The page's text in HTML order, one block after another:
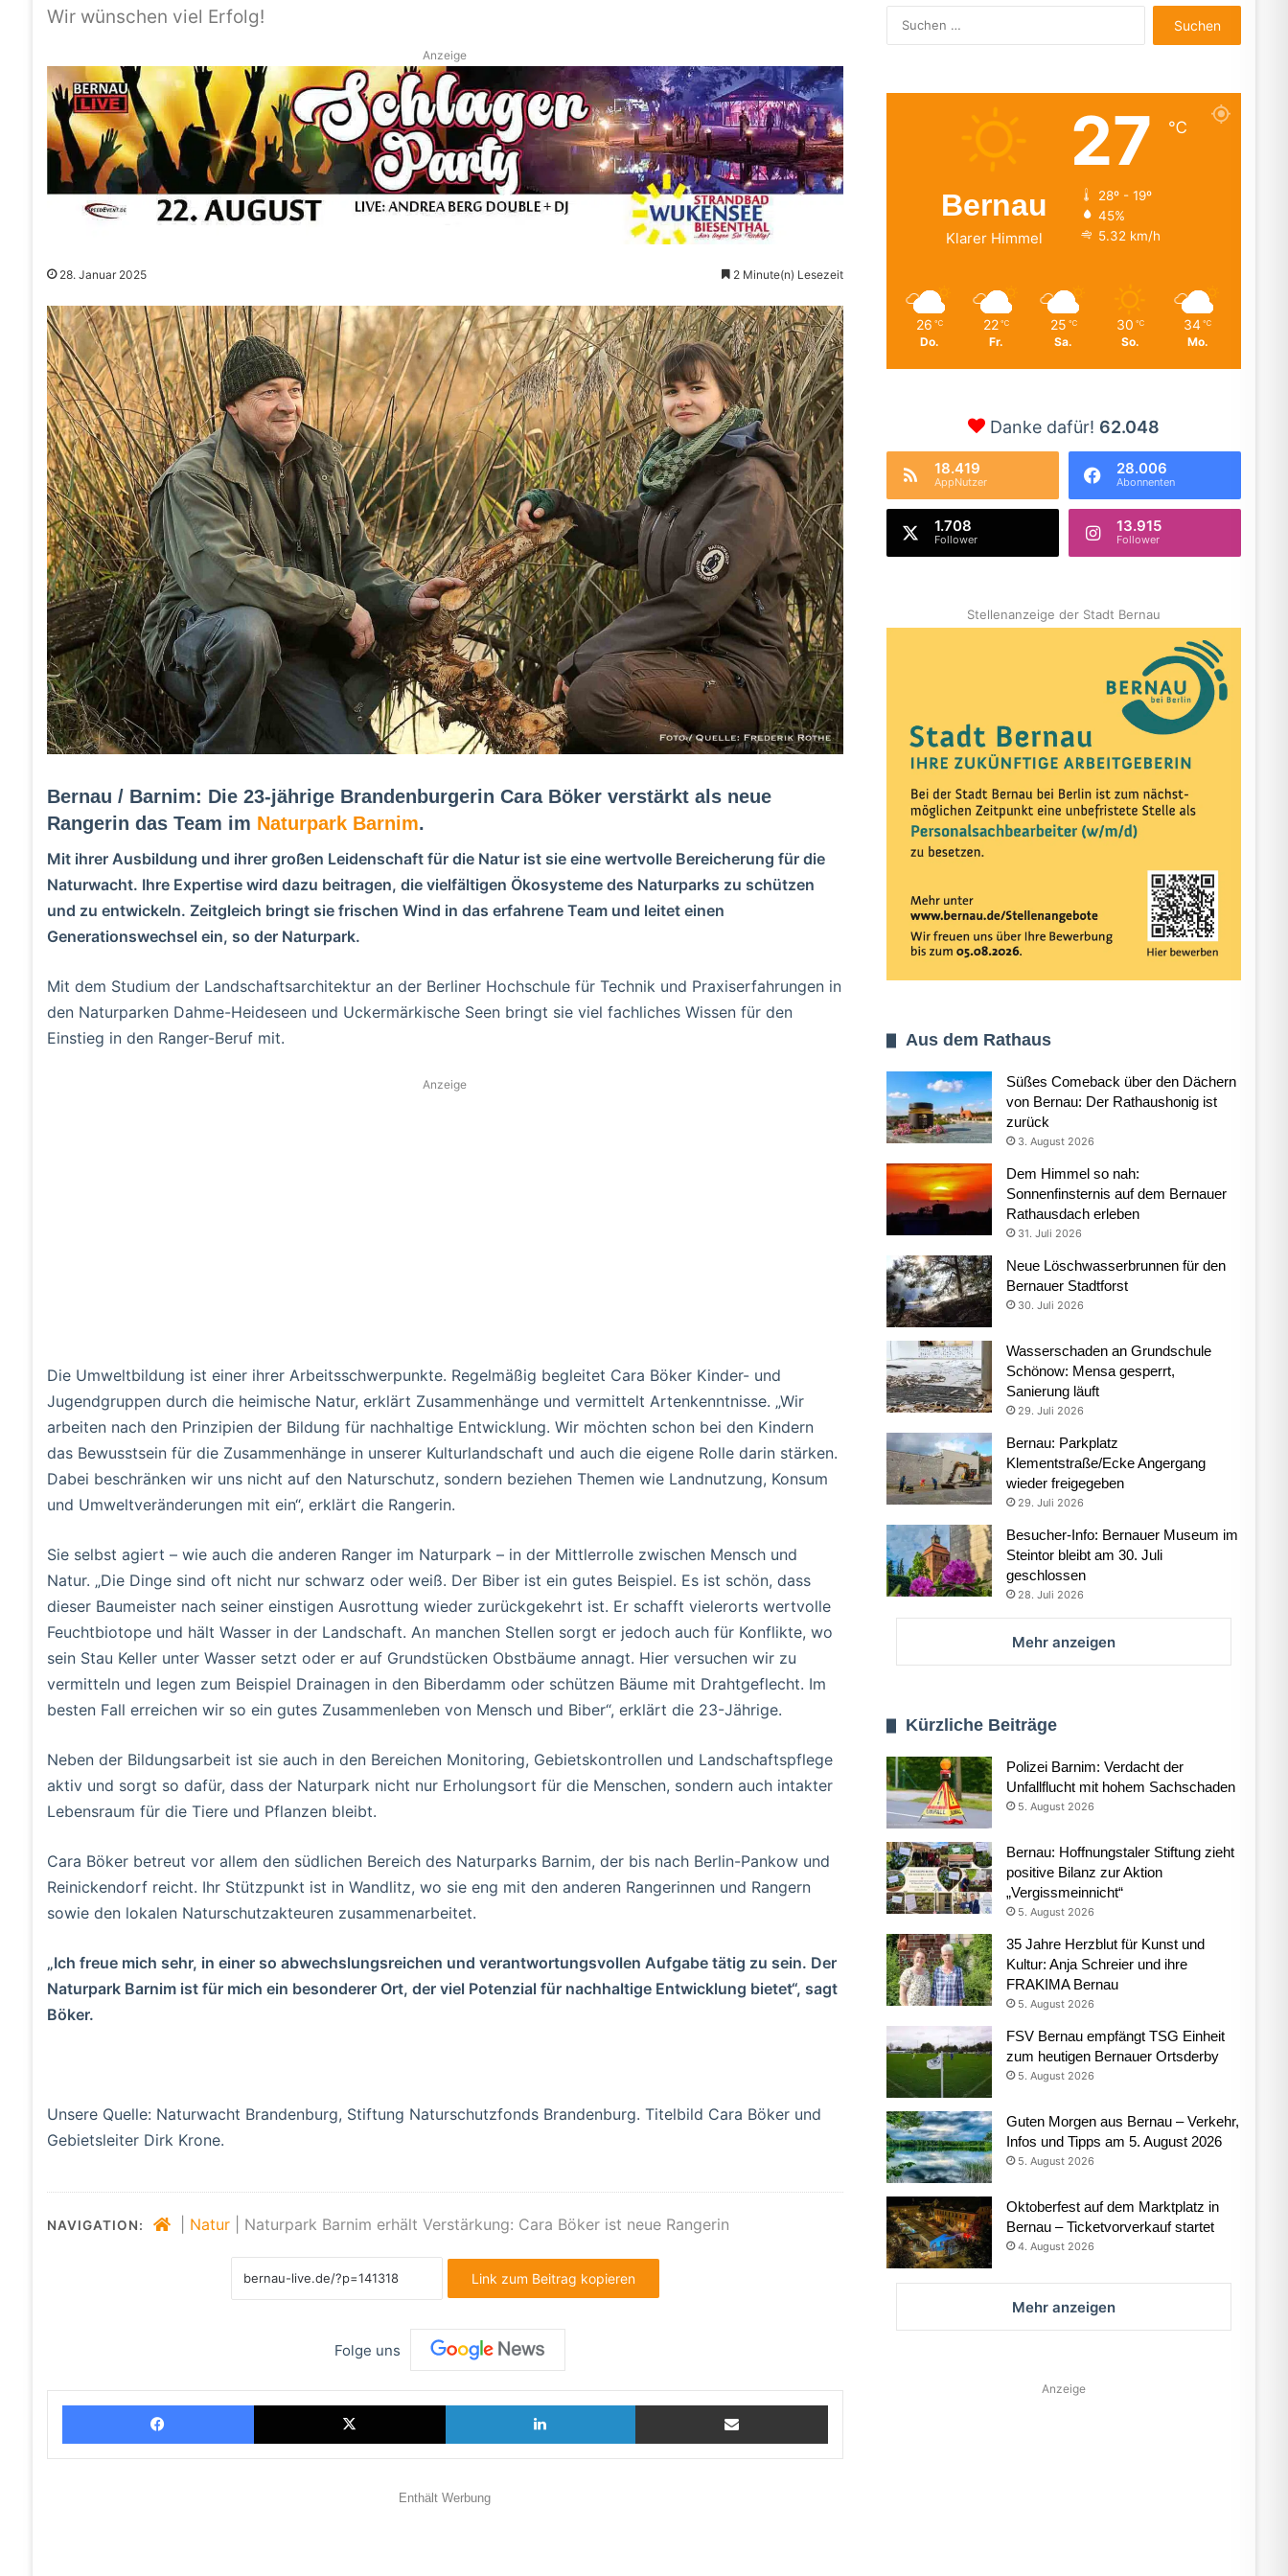
Wir wünschen viel Erfolg!
Anzeige
28. Januar 2025 2 Minute(n) Lesezeit
Bernau / Barnim: Die 23-jährige Brandenburgerin Cara Böker verstärkt als neue
Rangerin das Team im Naturpark Barnim.
Mit ihrer Ausbildung und ihrer großen Leidenschaft für die Natur ist sie eine wertvolle Bereicherung für die
Naturwacht. Ihre Expertise wird dazu beitragen, die vielfältigen Ökosysteme des Naturparks zu schützen
und zu entwickeln. Zeitgleich bringt sie frischen Wind in das erfahrene Team und leitet einen
Generationswechsel ein, so der Naturpark.
Mit dem Studium der Landschaftsarchitektur an der Berliner Hochschule für Technik und Praxiserfahrungen in
den Naturparken Dahme-Heideseen und Uckermärkische Seen bringt sie viel fachliches Wissen für den
Einstieg in den Ranger-Beruf mit.
Anzeige
Die Umweltbildung ist einer ihrer Arbeitsschwerpunkte. Regelmäßig begleitet Cara Böker Kinder- und
Jugendgruppen durch die heimische Natur, erklärt Zusammenhänge und vermittelt Artenkenntnisse. „Wir
arbeiten nach den Prinzipien der Bildung für nachhaltige Entwicklung. Wir möchten schon bei den Kindern
das Bewusstsein für die Zusammenhänge in unserer Kulturlandschaft und auch die eigene Rolle darin stärken.
Dabei beschränken wir uns nicht auf den Naturschutz, sondern beziehen Themen wie Landnutzung, Konsum
und Umweltveränderungen mit ein“, erklärt die Rangerin.
Sie selbst agiert – wie auch die anderen Ranger im Naturpark – in der Mittlerrolle zwischen Mensch und
Natur. „Die Dinge sind oft nicht nur schwarz oder weiß. Der Biber ist ein gutes Beispiel. Es ist schön, dass
dieser Baumeister nach seiner einstigen Ausrottung wieder zurückgekehrt ist. Er schafft vielerorts wertvolle
Feuchtbiotope und hält Wasser in der Landschaft. An manchen Stellen sorgt er jedoch auch für Konflikte, wo
sein Stau Keller unter Wasser setzt oder er auf Grundstücken Obstbäume annagt. Hier versuchen wir zu
vermitteln und legen zum Beispiel Drainagen in den Biberdamm oder schützen Bäume mit Drahtgeflecht. Im
besten Fall erreichen wir so ein gutes Zusammenleben von Mensch und Biber“, erklärt die 23-Jährige.
Neben der Bildungsarbeit ist sie auch in den Bereichen Monitoring, Gebietskontrollen und Landschaftspflege
aktiv und sorgt so dafür, dass der Naturpark nicht nur Erholungsort für die Menschen, sondern auch intakter
Lebensraum für die Tiere und Pflanzen bleibt.
Cara Böker betreut vor allem den südlichen Bereich des Naturparks Barnim, der bis nach Berlin-Pankow und
Reinickendorf reicht. Ihr Stützpunkt ist in Wandlitz, wo sie eng mit den anderen Rangerinnen und Rangern
sowie den lokalen Naturschutzakteuren zusammenarbeitet.
„Ich freue mich sehr, in einer so abwechslungsreichen und verantwortungsvollen Aufgabe tätig zu sein. Der
Naturpark Barnim ist für mich ein besonderer Ort, der viel Potenzial für nachhaltige Entwicklung bietet“, sagt
Böker.
Unsere Quelle: Naturwacht Brandenburg, Stiftung Naturschutzfonds Brandenburg. Titelbild Cara Böker und
Gebietsleiter Dirk Krone.
NAVIGATION: Natur| Naturpark Barnim erhält Verstärkung: Cara Böker ist neue Rangerin
Link zum Beitrag kopieren
Folge uns
Facebook X LinkedIn Teilen via E-Mail
Enthält Werbung
nach:
Bernau
Klarer Himmel
27 ℃
28º - 19º
45%
5.32 km/h
26 ℃
Do.
22 ℃
Fr.
25 ℃
Sa.
30 ℃
So.
34 ℃
Mo.
Danke dafür! 62.048
18.419
AppNutzer
28.006
Abonnenten
1.708
Follower
13.915
Follower
Stellenanzeige der Stadt Bernau
Aus dem Rathaus
Süßes Comeback über den Dächern
von Bernau: Der Rathaushonig ist
zurück
3. August 2026
Dem Himmel so nah:
Sonnenfinsternis auf dem Bernauer
Rathausdach erleben
31. Juli 2026
Neue Löschwasserbrunnen für den
Bernauer Stadtforst
30. Juli 2026
Wasserschaden an Grundschule
Schönow: Mensa gesperrt,
Sanierung läuft
29. Juli 2026
Bernau: Parkplatz
Klementstraße/Ecke Angergang
wieder freigegeben
29. Juli 2026
Besucher-Info: Bernauer Museum im
Steintor bleibt am 30. Juli
geschlossen
28. Juli 2026
Mehr anzeigen
Kürzliche Beiträge
Polizei Barnim: Verdacht der
Unfallflucht mit hohem Sachschaden
5. August 2026
Bernau: Hoffnungstaler Stiftung zieht
positive Bilanz zur Aktion
„Vergissmeinnicht“
5. August 2026
35 Jahre Herzblut für Kunst und
Kultur: Anja Schreier und ihre
FRAKIMA Bernau
5. August 2026
FSV Bernau empfängt TSG Einheit
zum heutigen Bernauer Ortsderby
5. August 2026
Guten Morgen aus Bernau – Verkehr,
Infos und Tipps am 5. August 2026
5. August 2026
Oktoberfest auf dem Marktplatz in
Bernau – Ticketvorverkauf startet
4. August 2026
Mehr anzeigen
Anzeige